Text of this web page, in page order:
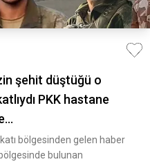
şehit düştüğü o
PKK hastane
bölgesinden gelen haber
bulunan